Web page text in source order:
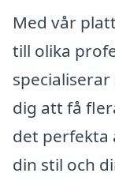
Med vår
till olika
dig att få
det perfekta
din stil och